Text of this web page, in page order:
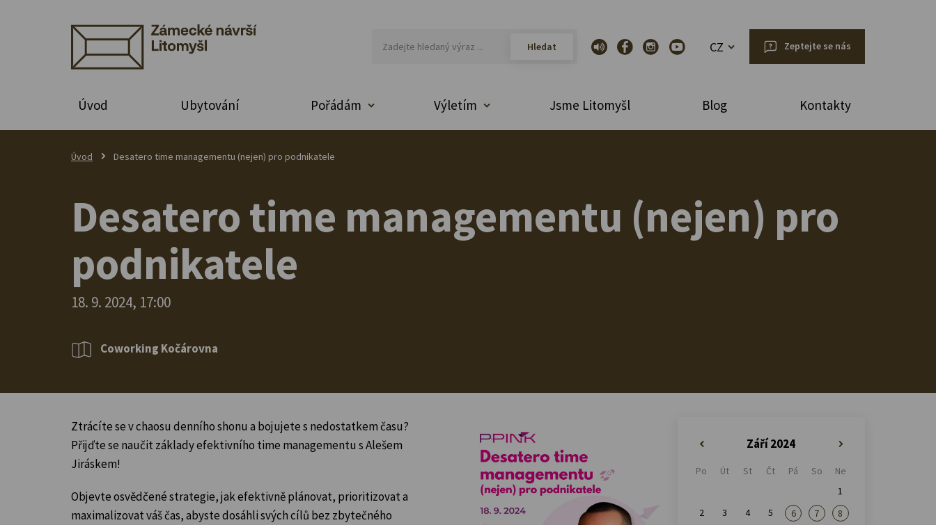
CZ Zeptejte se nás
Úvod Ubytování Pořádám Výletím Jsme Litomyšl Blog Kontakty
Úvod Desatero time managementu (nejen) pro podnikatele
Desatero time managementu (nejen) pro
podnikatele
18. 9. 2024, 17:00
Coworking Kočárovna
Ztrácíte se v chaosu denního shonu a bojujete s nedostatkem času?
Přijďte se naučit základy efektivního time managementu s Alešem
Jiráskem!
Objevte osvědčené strategie, jak efektivně plánovat, prioritizovat a
maximalizovat váš čas, abyste dosáhli svých cílů bez zbytečného
Září 2024
Po Út St Čt Pá So
Ne
1
2
3 4 5 6 7
8